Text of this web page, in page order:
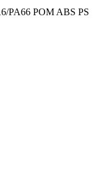
POM ABS PS